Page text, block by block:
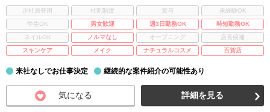
正社員登用 社割制度 賞与
未経験OK
学生OK
男女歓迎 週3日勤務OK
時短勤務OK
ネイルOK
ノルマなし オープニング
店長候補
スキンケア
メイク ナチュラルコスメ 百貨店
来社なしでお仕事決定 継続的な案件紹介の可能性あり
気になる 詳細を見る